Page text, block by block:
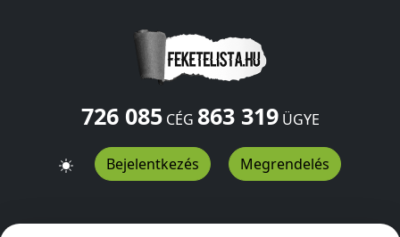
726 085CÉG 863 319ÜGYE
Bejelentkezés Megrendelés